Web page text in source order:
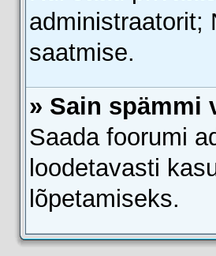
administraatorit;
saatmise.
» Sain spämmi
Saada foorumi
loodetavasti
lõpetamiseks.